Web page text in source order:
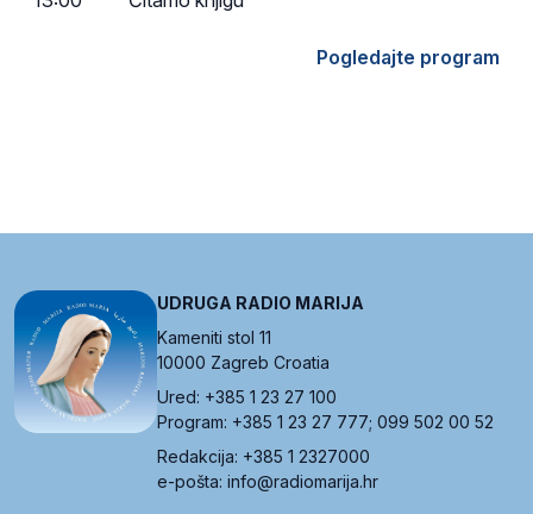
Pogledajte program
UDRUGA RADIO MARIJA
Kameniti stol 11
10000 Zagreb Croatia
Ured: +385 1 23 27 100
Program: +385 1 23 27 777; 099 502 00 52
Redakcija: +385 1 2327000
e-pošta: info@radiomarija.hr